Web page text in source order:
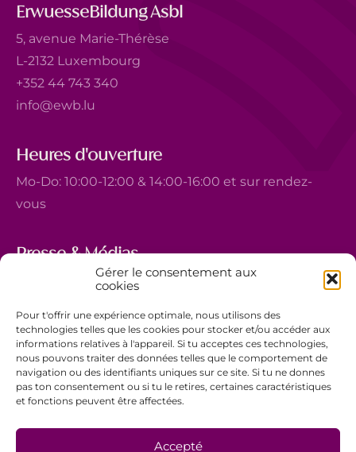
Gérer le consentement aux
cookies
Pour t'offrir une expérience optimale, nous utilisons des
technologies telles que les cookies pour stocker et/ou accéder aux
informations relatives à l'appareil. Si tu acceptes ces technologies,
nous pouvons traiter des données telles que le comportement de
navigation ou des identifiants uniques sur ce site. Si tu ne donnes
pas ton consentement ou si tu le retires, certaines caractéristiques
et fonctions peuvent être affectées.
Accepté
ErwuesseBildung Asbl
5, avenue Marie-Thérèse
L-2132 Luxembourg
+352 44 743 340
info@ewb.lu
Heures d'ouverture
Mo-Do: 10:00-12:00 & 14:00-16:00 et sur rendez-
vous
Presse & Médias
5, avenue Marie-Thérèse
+352 44 743 340
comm@ewb.lu
Faire un don
Politique de confidentialité